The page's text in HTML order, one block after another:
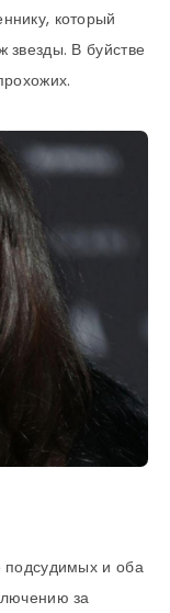
который
В буйстве
подсудимых и оба
за